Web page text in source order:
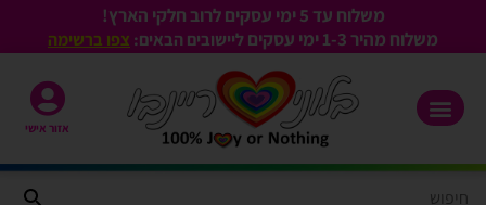
משלוח עד 5 ימי עסקים לרוב חלקי הארץ!
משלוח מהיר 1-3
ימי עסקים ליישובים הבאים: צפו ברשימה
אזור אישי